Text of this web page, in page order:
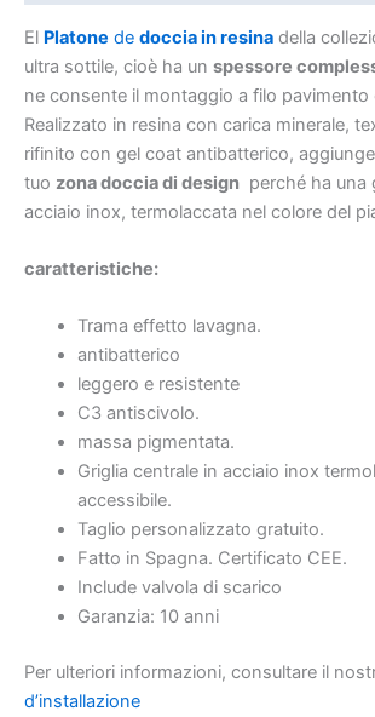
El Platone de doccia in resina della
ultra sottile, cioè ha un spessore
ne consente il montaggio a filo pavimento
Realizzato in resina con carica minerale,
rifinito con gel coat antibatterico,
tuo zona doccia di design perché ha una
acciaio inox, termolaccata nel colore del
caratteristiche:
Trama effetto lavagna.
antibatterico
leggero e resistente
C3 antiscivolo.
massa pigmentata.
Griglia centrale in acciaio inox
accessibile.
Taglio personalizzato gratuito.
Fatto in Spagna. Certificato CEE.
Include valvola di scarico
Garanzia: 10 anni
Per ulteriori informazioni, consultare il
d’installazione